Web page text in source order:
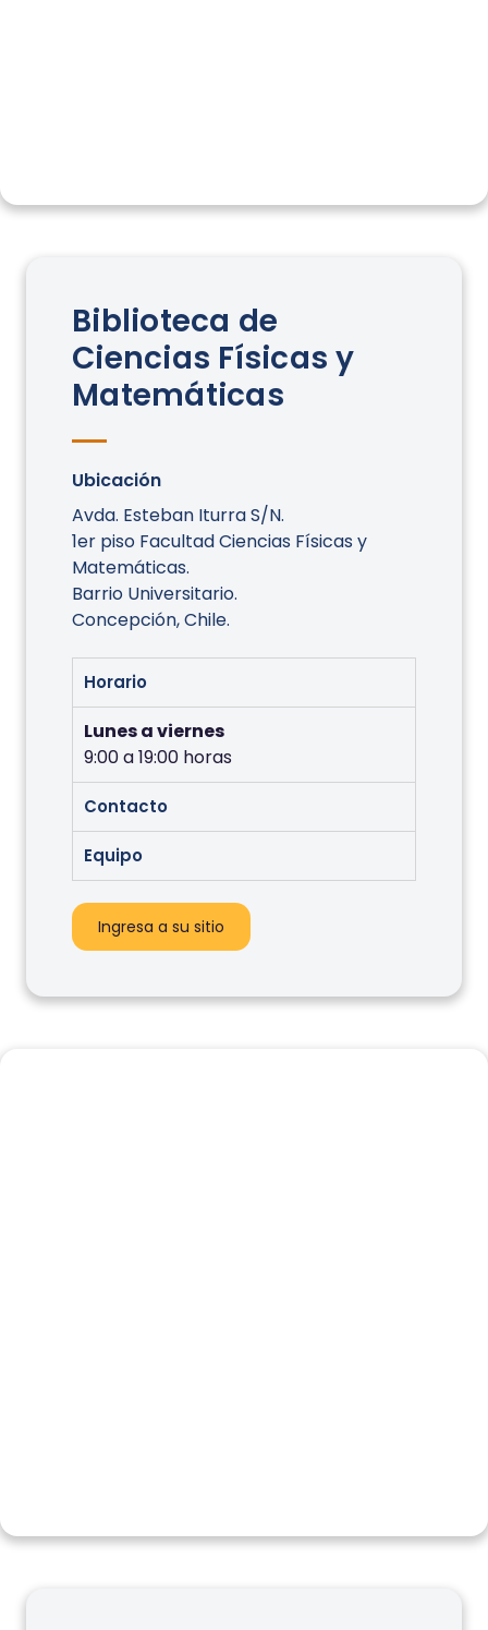
Biblioteca de
Ciencias Físicas y
Matemáticas
Ubicación
Avda. Esteban Iturra S/N.
1er piso Facultad Ciencias Físicas y
Matemáticas.
Barrio Universitario.
Concepción, Chile.
Horario
Lunes a viernes
9:00 a 19:00 horas
Contacto
Equipo
Ingresa a su sitio